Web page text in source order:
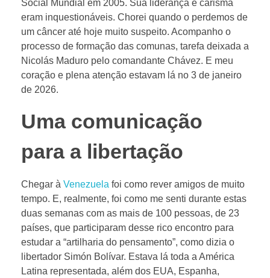
Social Mundial em 2005. Sua liderança e carisma
eram inquestionáveis. Chorei quando o perdemos de
um câncer até hoje muito suspeito. Acompanho o
processo de formação das comunas, tarefa deixada a
Nicolás Maduro pelo comandante Chávez. E meu
coração e plena atenção estavam lá no 3 de janeiro
de 2026.
Uma comunicação
para a libertação
Chegar à Venezuela foi como rever amigos de muito
tempo. E, realmente, foi como me senti durante estas
duas semanas com as mais de 100 pessoas, de 23
países, que participaram desse rico encontro para
estudar a “artilharia do pensamento”, como dizia o
libertador Simón Bolívar. Estava lá toda a América
Latina representada, além dos EUA, Espanha,